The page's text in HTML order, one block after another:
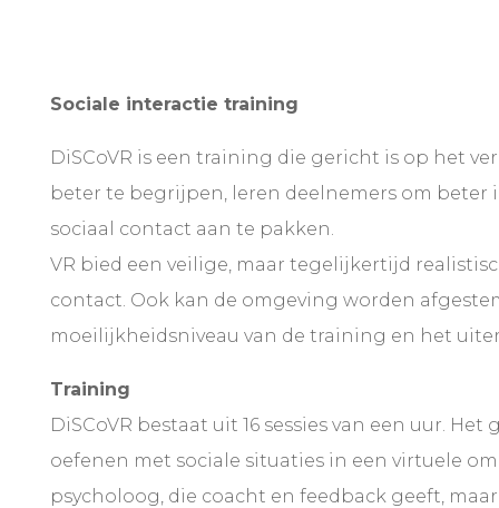
Sociale interactie training
DiSCoVR is een training die gericht is op het
beter te begrijpen, leren deelnemers om
sociaal contact aan te pakken.
VR bied een veilige, maar tegelijkertijd
contact. Ook kan de omgeving worden
moeilijkheidsniveau van de training en het
Training
DiSCoVR bestaat uit 16 sessies van een uur.
oefenen met sociale situaties in een virtuele
psycholoog, die coacht en feedback geeft,